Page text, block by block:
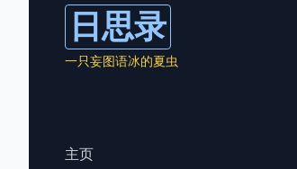
日思录
一只妄图语冰的夏虫
主页